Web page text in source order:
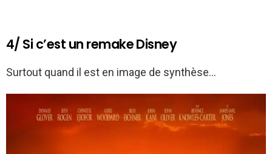
4/ Si c’est un remake Disney
Surtout quand il est en image de synthèse…